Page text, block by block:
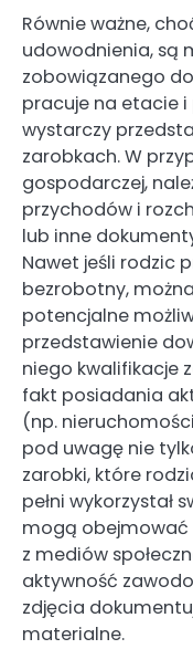
Równie ważne,
udowodnienia, są
zobowiązanego
pracuje na etacie
wystarczy
zarobkach. W
gospodarczej,
przychodów i
lub inne
Nawet jeśli rodzic
bezrobotny,
potencjalne
przedstawienie
niego kwalifikacje
fakt posiadania
(np.
pod uwagę nie
zarobki, które
pełni wykorzystał
mogą obejmować
z mediów
aktywność
zdjęcia
materialne.